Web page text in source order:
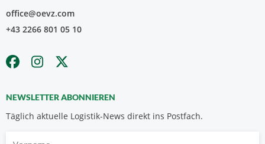
office@oevz.com
+43 2266 801 05 10
NEWSLETTER ABONNIEREN
Täglich aktuelle Logistik-News direkt ins Postfach.